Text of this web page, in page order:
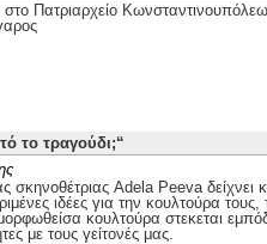
Πατριαρχείο
το τραγούδι;“
σκηνοθέτριας Adela Peeva
ιδέες για την κουλτούρα
κουλτούρα στεκεται
με τους γείτονές μας.